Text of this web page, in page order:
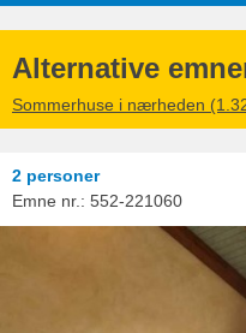
Alternative
Sommerhuse i nærheden
2 personer
Emne nr.: 552-221060